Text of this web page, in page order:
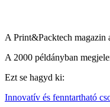
A Print&Packtech magazin
A 2000 példányban
Ezt se hagyd ki:
Innovatív és fenntartható